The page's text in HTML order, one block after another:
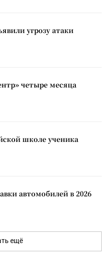
угрозу атаки
четыре месяца
школе ученика
автомобилей в 2026
ещё